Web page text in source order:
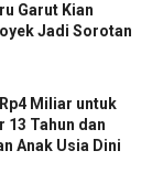
Garut Kian
Jadi Sorotan
Miliar untuk
13 Tahun dan
Anak Usia Dini